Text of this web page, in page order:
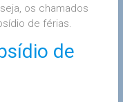
os chamados
de férias.
de